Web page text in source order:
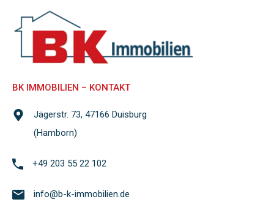
BK IMMOBILIEN – KONTAKT
Jägerstr. 73, 47166 Duisburg
(Hamborn)
+49 203 55 22 102
info@b-k-immobilien.de